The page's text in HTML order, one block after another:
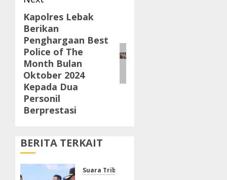
Next
post:
Kapolres Lebak
Berikan
Penghargaan Best
Police of The
Month Bulan
Oktober 2024
Kepada Dua
Personil
Berprestasi
BERITA TERKAIT
Suara Tribrata